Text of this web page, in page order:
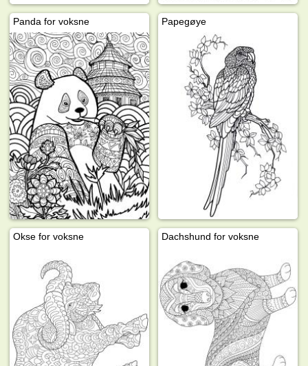
Panda for voksne Papegøye
Okse for voksne Dachshund for voksne